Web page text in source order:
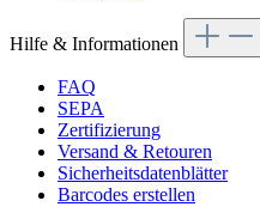
Hilfe & Informationen
FAQ
SEPA
Zertifizierung
Versand & Retouren
Sicherheitsdatenblätter
Barcodes erstellen